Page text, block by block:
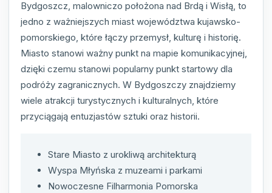
Bydgoszcz, malowniczo położona nad Brdą i Wisłą, to
jedno z ważniejszych miast województwa kujawsko-
pomorskiego, które łączy przemysł, kulturę i historię.
Miasto stanowi ważny punkt na mapie komunikacyjnej,
dzięki czemu stanowi popularny punkt startowy dla
podróży zagranicznych. W Bydgoszczy znajdziemy
wiele atrakcji turystycznych i kulturalnych, które
przyciągają entuzjastów sztuki oraz historii.
Stare Miasto z urokliwą architekturą
Wyspa Młyńska z muzeami i parkami
Nowoczesne Filharmonia Pomorska